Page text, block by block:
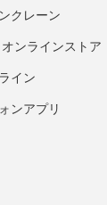
クレーン
ンラインストア
イン
ンアプリ